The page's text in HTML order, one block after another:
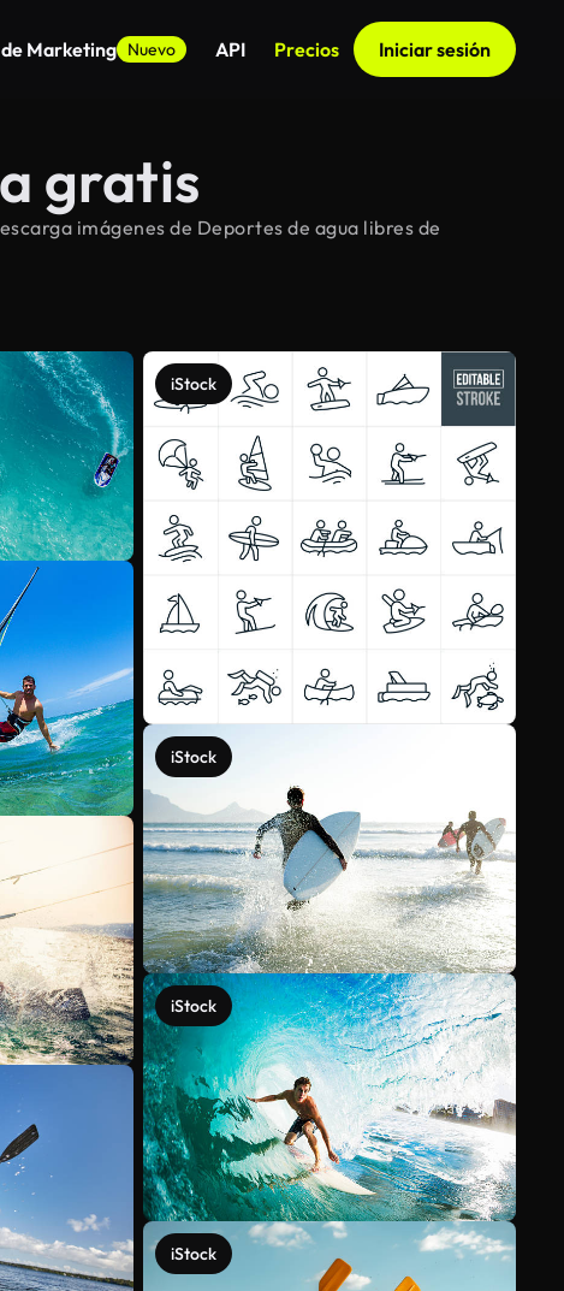
Marketing Nuevo API Precios Iniciar sesión
gratis
imágenes de Deportes de agua libres de
iStock
iStock
iStock
iStock